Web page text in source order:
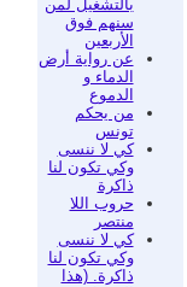
بالتشغيل لمن
سنهم فوق
الأربعين
عن رواية أرض
الدماء و
الدموع
من يحكم
تونس
كي لا ننسى
وكي تكون لنا
ذاكرة
حروب اللا
منتصر
كي لا ننسى
وكي تكون لنا
ذاكرة. (هذا